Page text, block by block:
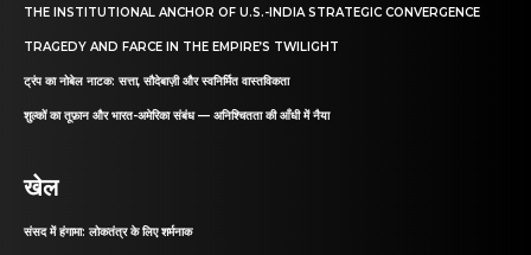
THE INSTITUTIONAL ANCHOR OF U.S.-INDIA STRATEGIC CONVERGENCE
TRAGEDY AND FARCE IN THE EMPIRE’S TWILIGHT
ट्रंप का नोबेल नाटक: सत्ता, सौदेबाज़ी और स्वनिर्मित वास्तविकता
शुल्कों का तूफ़ान और भारत-अमेरिका संबंध — अनिश्चितता की आँधी में नैया
खेल
संसद में हंगामा: लोकतंत्र के लिए शर्मनाक